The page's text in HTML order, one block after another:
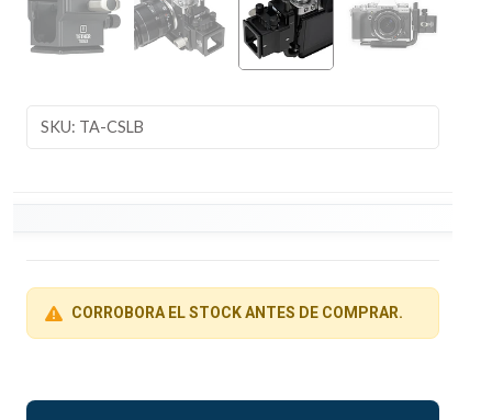
SKU: TA-CSLB
CORROBORA EL STOCK ANTES DE COMPRAR.